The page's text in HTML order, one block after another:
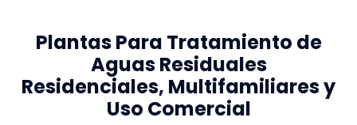
Plantas Para Tratamiento de
Aguas Residuales
Residenciales, Multifamiliares y
Uso Comercial